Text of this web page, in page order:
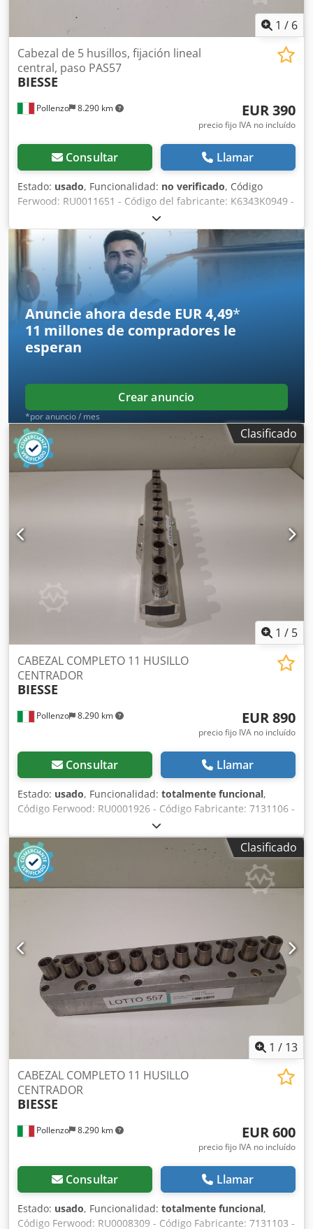
1 / 6
Pollenzo 8.290 km
Cabezal de 5 husillos, fijación lineal
central, paso PAS57
BIESSE
EUR 390
precio fijo IVA no incluído
Consultar Llamar
Estado: usado, Funcionalidad: no verificado, Código
Ferwood: RU0011651 - Código del fabricante: K6343K0949 -
Estado: Usado - Funcionamiento: No probado - Si está
interesado, ofrecemos servicio de reacondicionamiento,
contáctenos. Credpfswtnqkox Anvof
Anuncie ahora desde EUR 4,49*
11 millones de compradores le
esperan
Crear anuncio
*por anuncio / mes
Clasificado
1 / 5
Pollenzo 8.290 km
CABEZAL COMPLETO 11 HUSILLO
CENTRADOR
BIESSE
EUR 890
precio fijo IVA no incluído
Consultar Llamar
Estado: usado, Funcionalidad: totalmente funcional,
Código Ferwood: RU0001926 - Código Fabricante: 7131106 -
Estado: Usado - Funcionalidad: Totalmente funcional -
Maquina Compatible: MANDRINADORA BIESSE TECHNO
FDT - TECHNO F - TECHNO S - Si está interesado ofrecemos
un servicio de revisión, consúltenos. Cjdpfxov Du Tzo
Anvorf
Clasificado
1 / 13
Pollenzo 8.290 km
CABEZAL COMPLETO 11 HUSILLO
CENTRADOR
BIESSE
EUR 600
precio fijo IVA no incluído
Consultar Llamar
Estado: usado, Funcionalidad: totalmente funcional,
Código Ferwood: RU0008309 - Código Fabricante: 7131103 -